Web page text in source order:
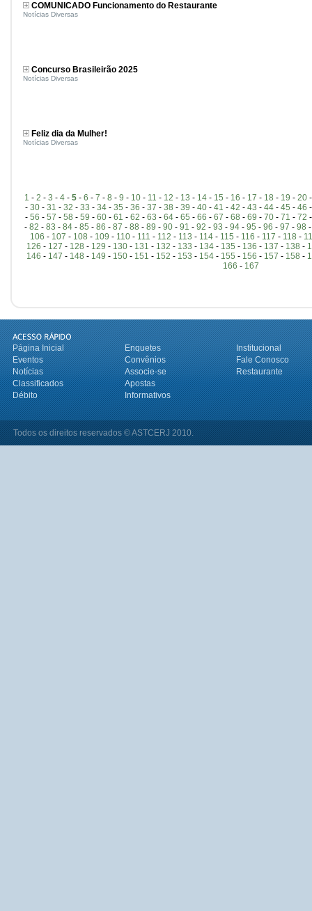
COMUNICADO Funcionamento do Restaurante
Notícias Diversas
Concurso Brasileirão 2025
Notícias Diversas
Feliz dia da Mulher!
Notícias Diversas
1 - 2 - 3 - 4 - 5 - 6 - 7 - 8 - 9 - 10 - 11 - 12 - 13 - 14 - 15 - 16 - 17 - 18 - 19 - 20
- 30- 31 - 32 - 33 - 34- 35 - 36 - 37 - 38 - 39 - 40- 41 - 42 - 43 - 44- 45 - 46
- 56 - 57 - 58 - 59 - 60- 61 - 62 - 63 - 64- 65 - 66 - 67 - 68 - 69 - 70- 71 - 72
- 82 - 83 - 84 - 85 - 86 - 87 - 88 - 89 - 90 - 91 - 92 - 93 - 94 - 95 - 96 - 97 - 98
106 - 107 - 108 - 109 - 110 - 111 - 112 - 113 - 114 - 115 - 116 - 117 - 118 -
126 - 127 - 128 - 129 - 130- 131 - 132 - 133 - 134- 135 - 136 - 137 - 138 -
146 - 147 - 148 - 149 - 150- 151 - 152 - 153 - 154- 155 - 156 - 157 - 158 -
166 - 167
Página Inicial Enquetes
Institucional
Eventos
Convênios
Fale Conosco
Notícias
Associe-se
Restaurante
Classificados
Apostas
Débito
Informativos
Todos os direitos reservados © ASTCERJ 2010.